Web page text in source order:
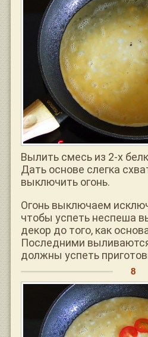
Вылить смесь из 2-х
Дать основе слегка
выключить огонь.
Огонь выключаем
чтобы успеть неспеша
декор до того, как
Последними
должны успеть